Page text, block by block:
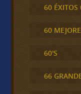
60 ÉXITOS
60
60'S
66